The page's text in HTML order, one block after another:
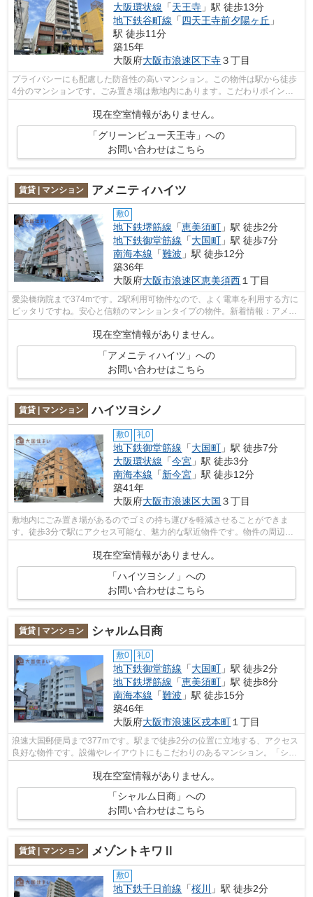
大阪環状線 「天王寺 」駅 徒歩13分
地下鉄谷町線 「四天王寺前夕陽ヶ丘 」
駅 徒歩11分
築15年
大阪府大阪市浪速区下寺３丁目
プライバシーにも配慮した防音性の高いマンション。この物件は駅から徒歩
4分のマンションです。ごみ置き場は敷地内にあります。こだわりポイント
満載のグリーンビュー天王寺。地下鉄堺...
現在空室情報がありません。
「グリーンビュー天王寺」への
お問い合わせはこちら
賃貸 | マンション アメニティハイツ
敷0
地下鉄堺筋線 「恵美須町 」駅 徒歩2分
地下鉄御堂筋線 「大国町 」駅 徒歩7分
南海本線 「難波 」駅 徒歩12分
築36年
大阪府大阪市浪速区恵美須西１丁目
愛染橋病院まで374mです。2駅利用可物件なので、よく電車を利用する方に
ピッタリですね。安心と信頼のマンションタイプの物件。新着情報：アメニ
現在空室情報がありません。
「アメニティハイツ」への
お問い合わせはこちら
賃貸 | マンション ハイツヨシノ
敷0 礼0
地下鉄御堂筋線 「大国町 」駅 徒歩7分
大阪環状線 「今宮 」駅 徒歩3分
南海本線 「新今宮 」駅 徒歩12分
築41年
大阪府大阪市浪速区大国 ３丁目
敷地内にごみ置き場があるのでゴミの持ち運びを軽減させることができま
す。徒歩3分で駅にアクセス可能な、魅力的な駅近物件です。物件の周辺に
現在空室情報がありません。
「ハイツヨシノ」への
お問い合わせはこちら
賃貸 | マンション シャルム日商
敷0 礼0
地下鉄御堂筋線 「大国町 」駅 徒歩2分
地下鉄堺筋線 「恵美須町 」駅 徒歩8分
南海本線 「難波 」駅 徒歩15分
築46年
大阪府大阪市浪速区戎本町 １丁目
浪速大国郵便局まで377mです。駅まで徒歩2分の位置に立地する、アクセス
良好な物件です。設備やレイアウトにもこだわりのあるマンション。「シャ
ルム日商」のここがイチオシ。地下鉄御...
現在空室情報がありません。
「シャルム日商」への
お問い合わせはこちら
賃貸 | マンション メゾントキワⅡ
敷0
地下鉄千日前線 「桜川
」駅 徒歩2分